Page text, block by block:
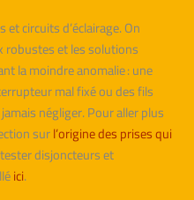
et circuits d’éclairage. On
robustes et les solutions
la moindre anomalie : une
mal fixé ou des fils
négliger. Pour aller plus
surl’origine des prises qui
disjoncteurs et
ici.